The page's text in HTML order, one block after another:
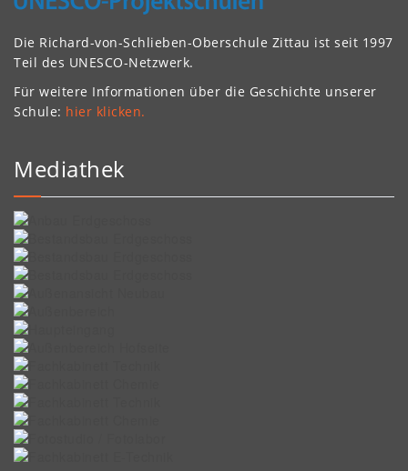
Die Richard-von-Schlieben-Oberschule Zittau ist seit 1997
Teil des UNESCO-Netzwerk.
Für weitere Informationen über die Geschichte unserer
Schule: hier klicken.
Mediathek